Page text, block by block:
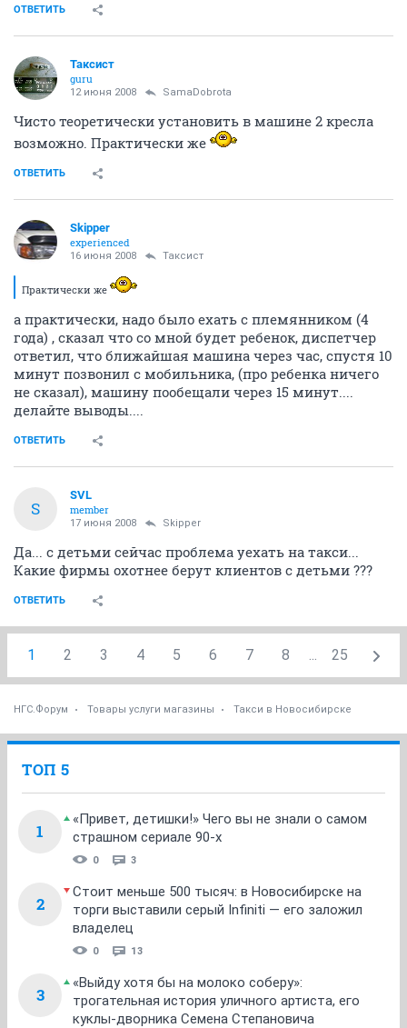
ОТВЕТИТЬ
Таксист
guru
12 июня 2008 SamaDobrota
Чисто теоретически установить в машине 2 кресла
возможно. Практически же
ОТВЕТИТЬ
Skipper
experienced
16 июня 2008 Таксист
Практически же
а практически, надо было ехать с племянником (4
года) , сказал что со мной будет ребенок, диспетчер
ответил, что ближайшая машина через час, спустя 10
минут позвонил с мобильника, (про ребенка ничего
не сказал), машину пообещали через 15 минут....
делайте выводы....
ОТВЕТИТЬ
S
SVL
member
17 июня 2008 Skipper
Да... с детьми сейчас проблема уехать на такси...
Какие фирмы охотнее берут клиентов с детьми ???
ОТВЕТИТЬ
1 2 3 4 5 6 7 8 ... 25
НГС.Форум Товары услуги магазины Такси в Новосибирске
ТОП 5
1
«Привет, детишки!» Чего вы не знали о самом
страшном сериале 90-х
0 3
2
Стоит меньше 500 тысяч: в Новосибирске на
торги выставили серый Infiniti — его заложил
владелец
0 13
3
«Выйду хотя бы на молоко соберу»:
трогательная история уличного артиста, его
куклы-дворника Семена Степановича